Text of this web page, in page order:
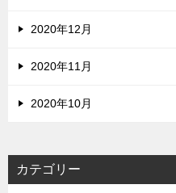
2020年12月
2020年11月
2020年10月
カテゴリー